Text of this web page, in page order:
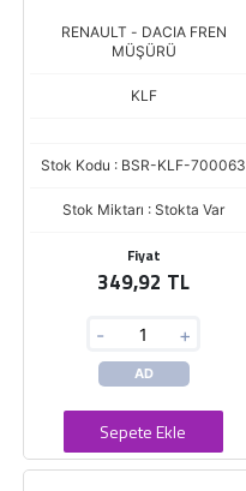
RENAULT - DACIA FREN
MÜŞÜRÜ
KLF
Stok Kodu : BSR-KLF-700063
Stok Miktarı : Stokta Var
Fiyat
349,92 TL
- +
AD
Sepete Ekle